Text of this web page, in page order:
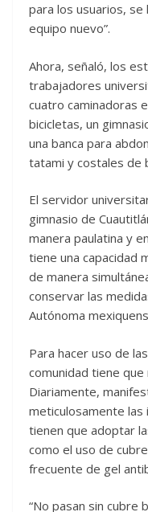
para los usuarios,
equipo nuevo”.
Ahora, señaló, los
trabajadores
cuatro caminadoras
bicicletas, un
una banca para
tatami y costales de
El servidor
gimnasio de
manera paulatina y
tiene una capacidad
de manera
conservar las
Autónoma
Para hacer uso de
comunidad tiene
Diariamente,
meticulosamente las
tienen que adoptar
como el uso de
frecuente de gel
“No pasan sin cubre